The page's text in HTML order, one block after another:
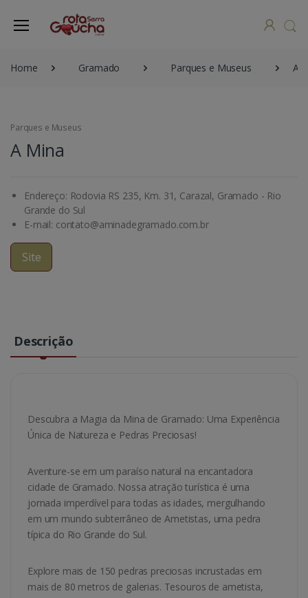
Home Gramado Parques e Museus A
Parques e Museus
A Mina
Endereço: Rodovia RS 235, Km. 31, Carazal, Gramado - Rio
Grande do Sul
E-mail: contato@aminadegramado.com.br
Site
Descrição
Descubra a Magia da Mina de Gramado: Uma Experiência
Única de Natureza e Pedras Preciosas!
Aventure-se em um paraíso natural na encantadora
cidade de Gramado. Nossa atração turística é uma
jornada imperdível para todas as idades, mergulhando
em um mundo subterrâneo de Ametistas, uma pedra
típica do Rio Grande do Sul.
Explore mais de 150 pedras preciosas incrustadas em
mais de 80 metros de galerias. Tesouros de ametista,